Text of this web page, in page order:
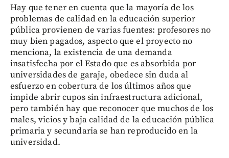
Hay que tener en cuenta que la mayoría de los
problemas de calidad en la educación superior
pública provienen de varias fuentes: profesores no
muy bien pagados, aspecto que el proyecto no
menciona, la existencia de una demanda
insatisfecha por el Estado que es absorbida por
universidades de garaje, obedece sin duda al
esfuerzo en cobertura de los últimos años que
impide abrir cupos sin infraestructura adicional,
pero también hay que reconocer que muchos de los
males, vicios y baja calidad de la educación pública
primaria y secundaria se han reproducido en la
universidad.